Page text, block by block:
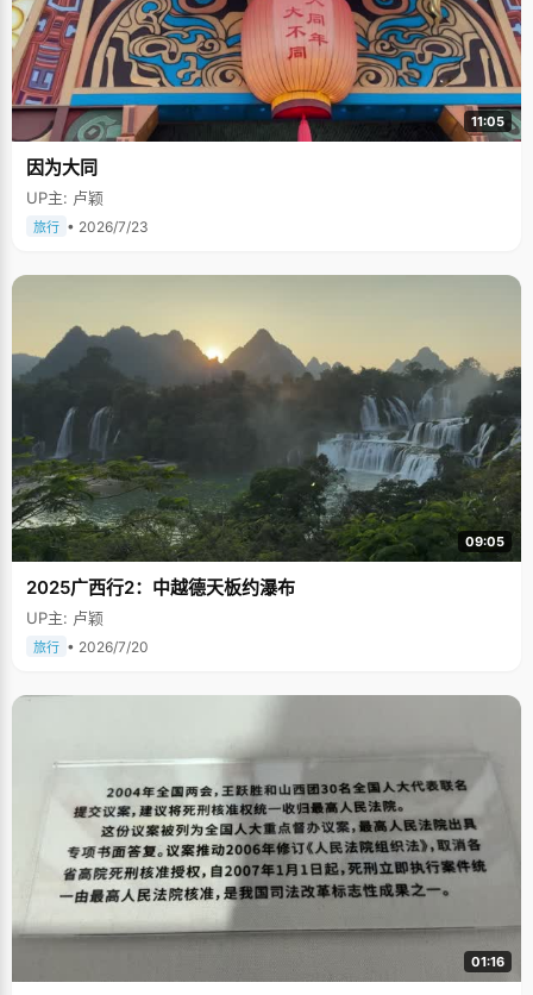
11:05
因为大同
UP主: 卢颖
旅行 • 2026/7/23
09:05
2025广西行2：中越德天板约瀑布
UP主: 卢颖
旅行 • 2026/7/20
01:16